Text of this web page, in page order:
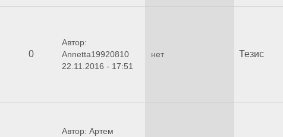
0
Автор:
Annetta19920810
22.11.2016 - 17:51
нет Тезис
Автор: Артем